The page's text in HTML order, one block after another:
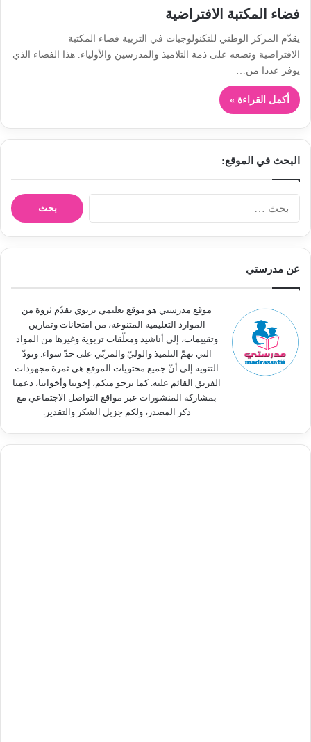
فضاء المكتبة الافتراضية
يقدّم المركز الوطني للتكنولوجيات في التربية فضاء المكتبة
الافتراضية وتضعه على ذمة التلاميذ والمدرسين والأولياء. هذا الفضاء الذي
يوفر عددا من…
أكمل القراءة »
البحث في الموقع:
ن
عن مدرستي
موقع مدرستي هو موقع تعليمي تربوي يقدّم ثروة من
الموارد التعليمية المتنوعة، من امتحانات وتمارين
وتقييمات، إلى أناشيد ومعلّقات تربوية وغيرها من المواد
التي تهمّ التلميذ والوليّ والمربّي على حدّ سواء. ونودّ
التنويه إلى أنّ جميع محتويات الموقع هي ثمرة مجهودات
الفريق القائم عليه. كما نرجو منكم، إخوتنا وأخواتنا، دعمنا
بمشاركة المنشورات عبر مواقع التواصل الاجتماعي مع
ذكر المصدر، ولكم جزيل الشكر والتقدير.